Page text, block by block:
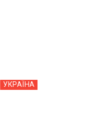
УКРАЇНА